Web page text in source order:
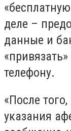
деле –
данные и
телефону.
«После
указания